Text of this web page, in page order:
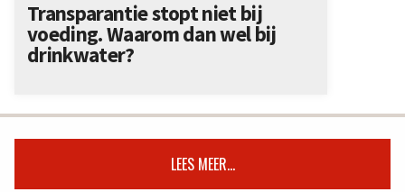
Transparantie stopt niet bij
voeding. Waarom dan wel bij
drinkwater?
LEES MEER...